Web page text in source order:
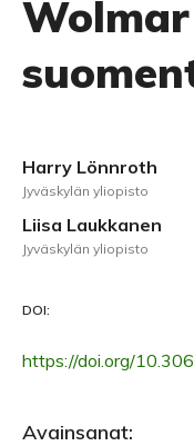
Harry Lönnroth
Jyväskylän yliopisto
Liisa Laukkanen
Jyväskylän yliopisto
DOI:
https://doi.org/
Avainsanat: